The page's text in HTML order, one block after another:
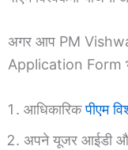
अगर आप PM
Application Form
आधिकारिकपीएम
अपने यूजर आईडी और